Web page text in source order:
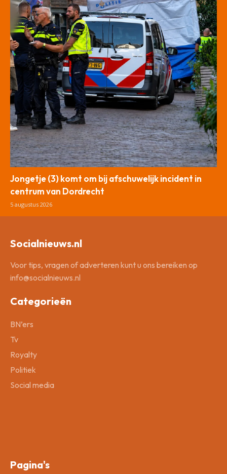
Jongetje (3) komt om bij afschuwelijk incident in
centrum van Dordrecht
5 augustus 2026
Socialnieuws.nl
Voor tips, vragen of adverteren kunt u ons bereiken op
info@socialnieuws.nl
Categorieën
BN’ers
Tv
Royalty
Politiek
Social media
Pagina's